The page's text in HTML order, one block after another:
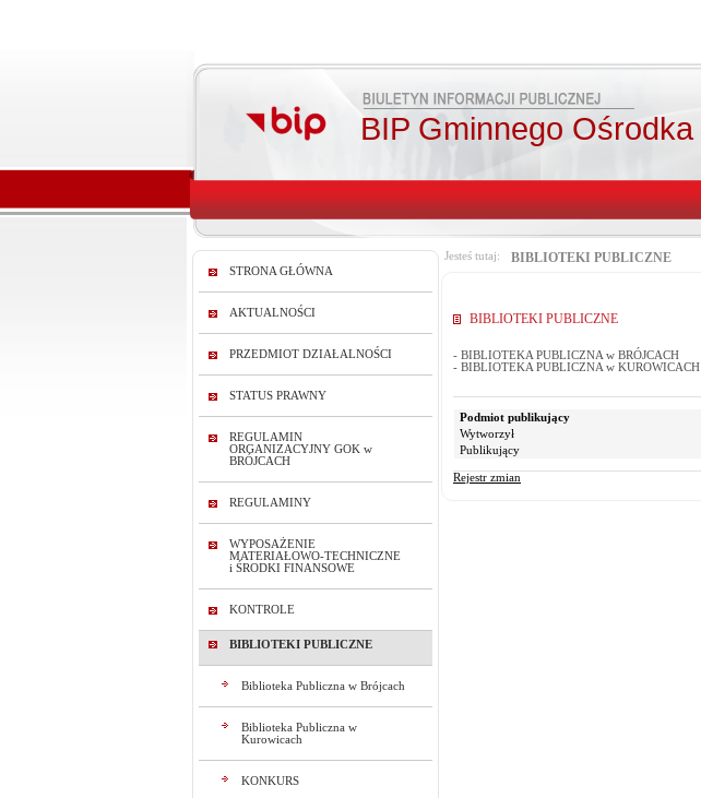
BIP Gminnego
STRONA GŁÓWNA
AKTUALNOŚCI
PRZEDMIOT DZIAŁALNOŚCI
STATUS PRAWNY
REGULAMIN
ORGANIZACYJNY GOK w
BRÓJCACH
REGULAMINY
WYPOSAŻENIE
MATERIAŁOWO-TECHNICZNE
i ŚRODKI FINANSOWE
KONTROLE
BIBLIOTEKI PUBLICZNE
Biblioteka Publiczna w Brójcach
Biblioteka Publiczna w
Kurowicach
KONKURS
Jesteś tutaj: BIBLIOTEKI PUBLICZNE
BIBLIOTEKI PUBLICZNE
- BIBLIOTEKA PUBLICZNA w BRÓJCACH
- BIBLIOTEKA PUBLICZNA w KUROWICACH
Podmiot publikujący
Wytworzył
Publikujący
Rejestr zmian